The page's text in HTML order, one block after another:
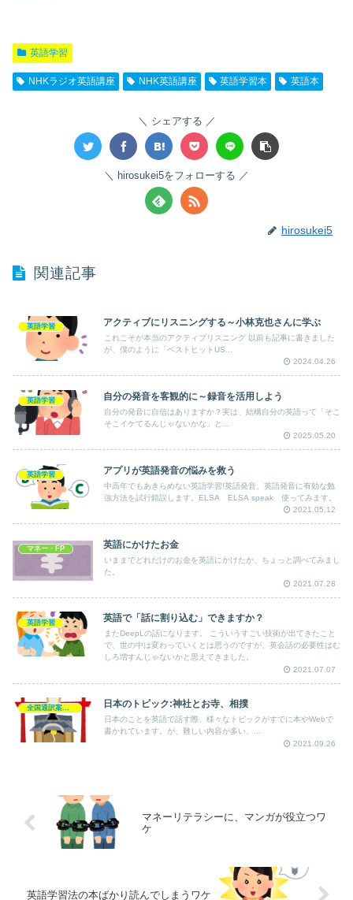
英語学習
NHKラジオ英語講座 NHK英語講座 英語学習本 英語本
シェアする
hirosukei5をフォローする
hirosukei5
関連記事
英語学習 アクティブにリスニングする～小林克也さんに学ぶ
これこそが本当のアクティブリスニング 以前も記事に書きました
が、僕のように「ベストヒットUS...
2024.04.26
英語学習 自分の発音を客観的に～録音を活用しよう
自分の発音に自信はありますか？実は、結構自分の英語って「そこ
そこイケてるんじゃないかな」と...
2025.05.20
英語学習 アプリが英語発音の悩みを救う
中高年でもあきらめない英語学習!英語発音、英語発音に有効な勉
強方法を試行錯誤します。ELSA ELSA speak 使ってみます。
2021.05.12
マネー・FP 英語にかけたお金
いままでどれだけのお金を英語にかけたか、ちょっと調べてみまし
た。
2021.07.28
英語学習 英語で「話に割り込む」できますか？
またDeepLの話になります。 こういうすごい技術が出てきたこと
で、世の中は変わっていくとは思うのですが、英会話の必要性はむ
しろ増すんじゃないかと思えてきました。
2021.07.07
全国通訳案内士 日本のトピック:神社とお寺、相撲
日本のことを英語で話す際、様々なトピックがすでに本やWebで
書かれています。が、難しい内容が多い、...
2021.09.26
マネーリテラシーに、マンガが役立つワ
ケ
英語学習法の本ばかり読んでしまうワケ